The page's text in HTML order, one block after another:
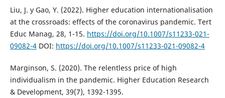
Liu, J. y Gao, Y. (2022). Higher education internationalisation
at the crossroads: effects of the coronavirus pandemic. Tert
Educ Manag, 28, 1-15. https://doi.org/10.1007/s11233-021-
09082-4DOI: https://doi.org/10.1007/s11233-021-09082-4
Marginson, S. (2020). The relentless price of high
individualism in the pandemic. Higher Education Research
& Development, 39(7), 1392-1395.